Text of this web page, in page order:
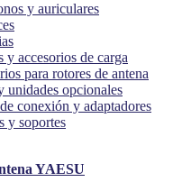
y auriculares
y accesorios de carga
para rotores de antena
unidades opcionales
conexión y adaptadores
y soportes
YAESU